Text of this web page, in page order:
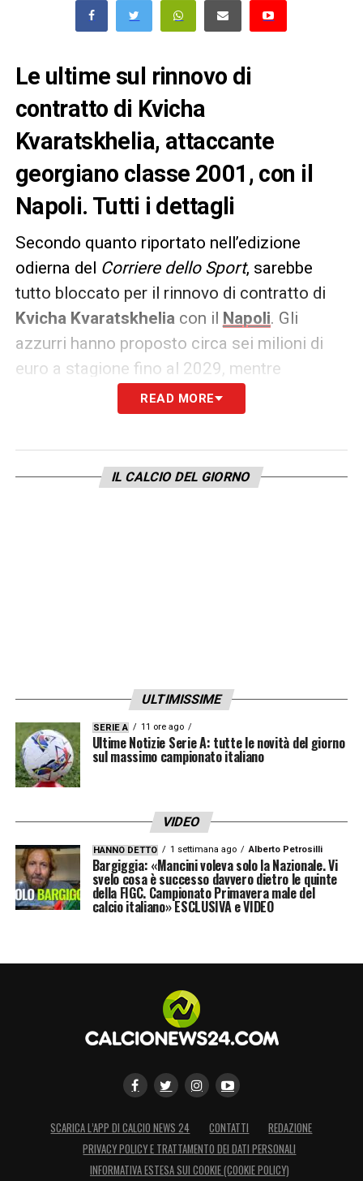
Le ultime sul rinnovo di
contratto di Kvicha
Kvaratskhelia, attaccante
georgiano classe 2001, con il
Napoli. Tutti i dettagli
Secondo quanto riportato nell’edizione
odierna del Corriere dello Sport, sarebbe
tutto bloccato per il rinnovo di contratto di
Kvicha Kvaratskhelia con il Napoli. Gli
azzurri hanno proposto circa sei milioni di
euro a stagione fino al 2029, mentre
l’entourage del georgiano chiede un paio di
milioni in più per firmare.
dalla richiesta di inserire una clausola
READ MORE
IL CALCIO DEL GIORNO
ULTIMISSIME
SERIE A 11 ore ago
Ultime Notizie Serie A: tutte le novità del giorno
sul massimo campionato italiano
VIDEO
HANNO DETTO 1 settimana ago Alberto Petrosilli
Bargiggia: «Mancini voleva solo la Nazionale. Vi
svelo cosa è successo davvero dietro le quinte
della FIGC. Campionato Primavera male del
calcio italiano» ESCLUSIVA e VIDEO
SCARICA L’APP DI CALCIO NEWS 24 CONTATTI
REDAZIONE
PRIVACY POLICY E TRATTAMENTO DEI DATI PERSONALI
INFORMATIVA ESTESA SUI COOKIE (COOKIE POLICY)